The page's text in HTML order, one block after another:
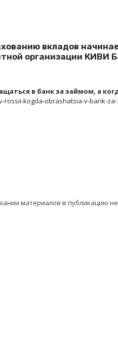
вкладов
организации КИВИ
в банк за займом, а
kogda-obrashatsia-v-bank-
материалов в публикацию